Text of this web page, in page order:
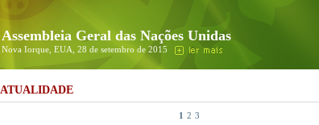
Assembleia Geral das Nações Unidas
Nova Iorque, EUA, 28 de setembro de 2015
ATUALIDADE
1 2 3